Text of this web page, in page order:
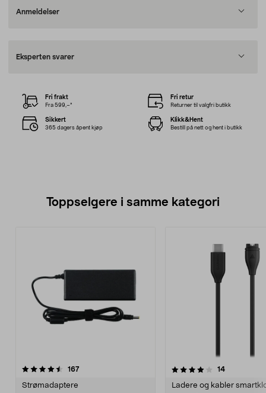
Anmeldelser
Eksperten svarer
Fri frakt
Fra 599,–*
Fri retur
Returner til valgfri butikk
Sikkert
365 dagers åpent kjøp
Klikk&Hent
Bestill på nett og hent i butikk
Toppselgere i samme kategori
167anmeldelser
Strømadaptere
4.0 av 5 stjerner 14anmeldelser
Ladere og kabler
4.5 av 5 stjerner